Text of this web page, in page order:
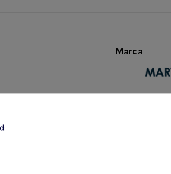
Marca